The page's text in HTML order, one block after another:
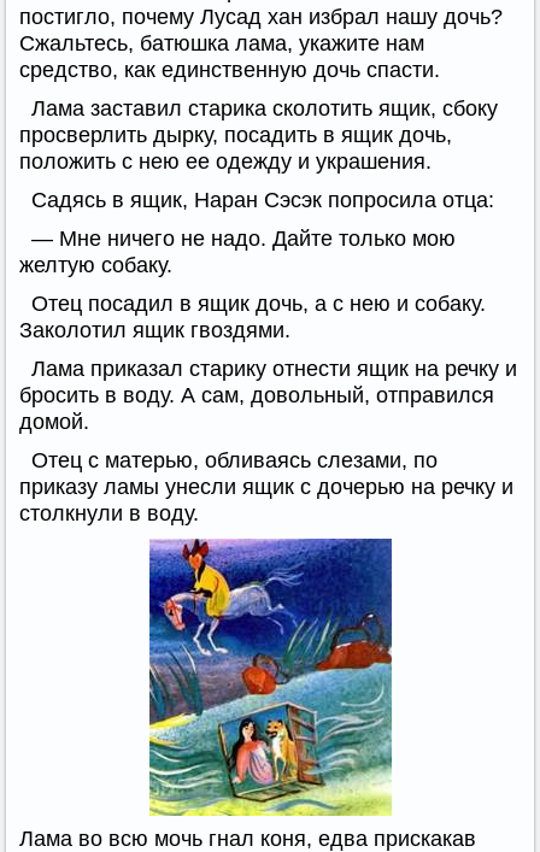
постигло, почему Лусад хан избрал нашу дочь?
Сжальтесь, батюшка лама, укажите нам
средство, как единственную дочь спасти.
Лама заставил старика сколотить ящик, сбоку
просверлить дырку, посадить в ящик дочь,
положить с нею ее одежду и украшения.
Садясь в ящик, Наран Сэсэк попросила отца:
— Мне ничего не надо. Дайте только мою
желтую собаку.
Отец посадил в ящик дочь, а с нею и собаку.
Заколотил ящик гвоздями.
Лама приказал старику отнести ящик на речку и
бросить в воду. А сам, довольный, отправился
домой.
Отец с матерью, обливаясь слезами, по
приказу ламы унесли ящик с дочерью на речку и
столкнули в воду.
Лама во всю мочь гнал коня, едва прискакав